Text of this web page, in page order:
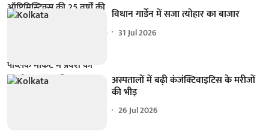
विधान गार्डेन में सजा त्योहार का बाजार
31 Jul 2026
अस्पतालों में बढ़ी कंजंक्टिवाइटिस के मरीजों
की भीड़
26 Jul 2026